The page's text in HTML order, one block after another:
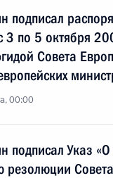
подписал
3 по 5 октября
Совета
00:00
подписал Указ
резолюции